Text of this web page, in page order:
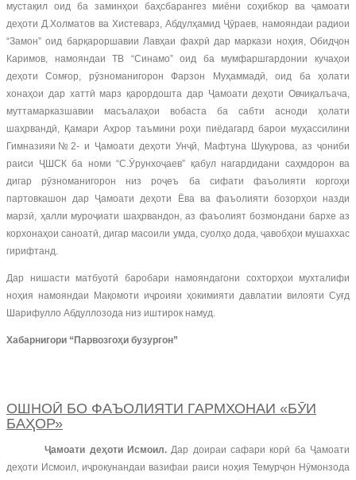
мустақил оид ба заминҳои баҳсбарангез миёни соҳибкор ва ҷамоати
деҳоти Д.Холматов ва Хистеварз, Абдулҳамид Ҷӯраев, намояндаи радиои
“Замон” оид барқароршавии Лавҳаи фахрӣ дар маркази ноҳия, Обидҷон
Каримов, намояндаи ТВ “Синамо” оид ба мумфаршгардонии кучаҳои
деҳоти Сомғор, рӯзноманигорон Фарзон Муҳаммадӣ, оид ба ҳолати
хонаҳои дар хаттӣ марз қарордошта дар Ҷамоати деҳоти Овчиқалъача,
муттамарказшавии масъалаҳои вобаста ба сабти асноди ҳолати
шаҳрвандӣ, Қамари Аҳрор таъмини роҳи пиёдагард барои муҳассилини
Гимназияи№2- и Ҷамоати деҳоти Унҷӣ, Мафтуна Шукурова, аз ҷониби
раиси ҶШСК ба номи “С.Ӯрунхоҷаев” қабул нагардидани саҳмдорон ва
дигар рӯзноманигорон низ роҷеъ ба сифати фаъолияти коргоҳи
партовкашон дар Ҷамоати деҳоти Ёва ва фаъолияти бозорҳои назди
марзӣ, ҳалли муроҷиати шаҳрвандон, аз фаъолият бозмондани бархе аз
корхонаҳои саноатӣ, дигар масоили умда, суолҳо дода, ҷавобҳои мушаххас
гирифтанд.
Дар нишасти матбуотӣ баробари намояндагони сохторҳои мухталифи
ноҳия намояндаи Мақомоти иҷроияи ҳокимияти давлатии вилояти Суғд
Шарифулло Абдуллозода низ иштирок намуд.
Хабарнигори “Парвозгоҳи бузургон”
ОШНОӢ БО ФАЪОЛИЯТИ ГАРМХОНАИ «БӮИ
БАҲОР»
Ҷамоати деҳоти Исмоил.Дар доираи сафари корӣ ба Ҷамоати
деҳоти Исмоил, иҷрокунандаи вазифаи раиси ноҳия Темурҷон Нӯмонзода